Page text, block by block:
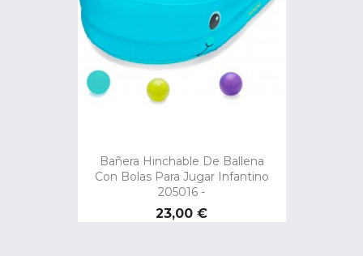
Bañera Hinchable De Ballena
Con Bolas Para Jugar Infantino
205016 -
Precio
23,00 €